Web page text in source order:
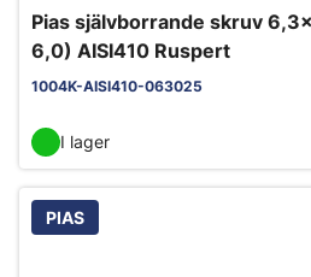
Pias självborrande skruv
6,0) AISI410 Ruspert
1004K-AISI410-063025
I lager
PIAS